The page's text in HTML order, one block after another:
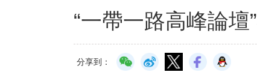
“一帶一路高峰論
分享到：